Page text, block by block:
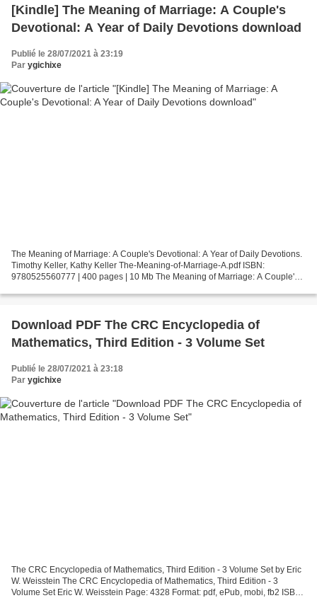
[Kindle] The Meaning of Marriage: A Couple's
Devotional: A Year of Daily Devotions download
Publié le 28/07/2021 à 23:19
Par ygichixe
The Meaning of Marriage: A Couple's Devotional: A Year of Daily Devotions.
Timothy Keller, Kathy Keller The-Meaning-of-Marriage-A.pdf ISBN:
9780525560777 | 400 pages | 10 Mb The Meaning of Marriage: A Couple's
Download PDF The CRC Encyclopedia of
Mathematics, Third Edition - 3 Volume Set
Publié le 28/07/2021 à 23:18
Par ygichixe
The CRC Encyclopedia of Mathematics, Third Edition - 3 Volume Set by Eric
W. Weisstein The CRC Encyclopedia of Mathematics, Third Edition - 3
Volume Set Eric W. Weisstein Page: 4328 Format: pdf, ePub, mobi, fb2 ISBN: